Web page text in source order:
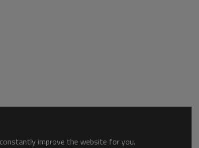
improve the website for you.